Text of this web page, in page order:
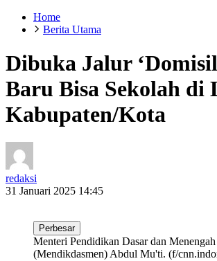
Home
Berita Utama
Dibuka Jalur
Baru Bisa Sekolah di
Kabupaten/Kota
redaksi
31 Januari 2025 14:45
Perbesar
Menteri Pendidikan Dasar dan Menengah
(Mendikdasmen) Abdul Mu'ti. (f/